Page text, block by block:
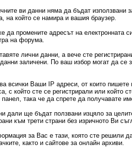
ви данни няма да бъдат използвани
на който се намира и вашия браузер.
да промените адресът на електронната
на форума.
лични данни, а вече сте
заличени. По ваш избор могат да
всички Ваши IP адреси, от които
с който сте се регистрирали или който
панел, така че да спрете да получавате
дали ще бъдат ползвани изцяло за
към трети страни без изричното Ви
за Вас е тази, която сте решили
както и сайтове за онлайн архиви.